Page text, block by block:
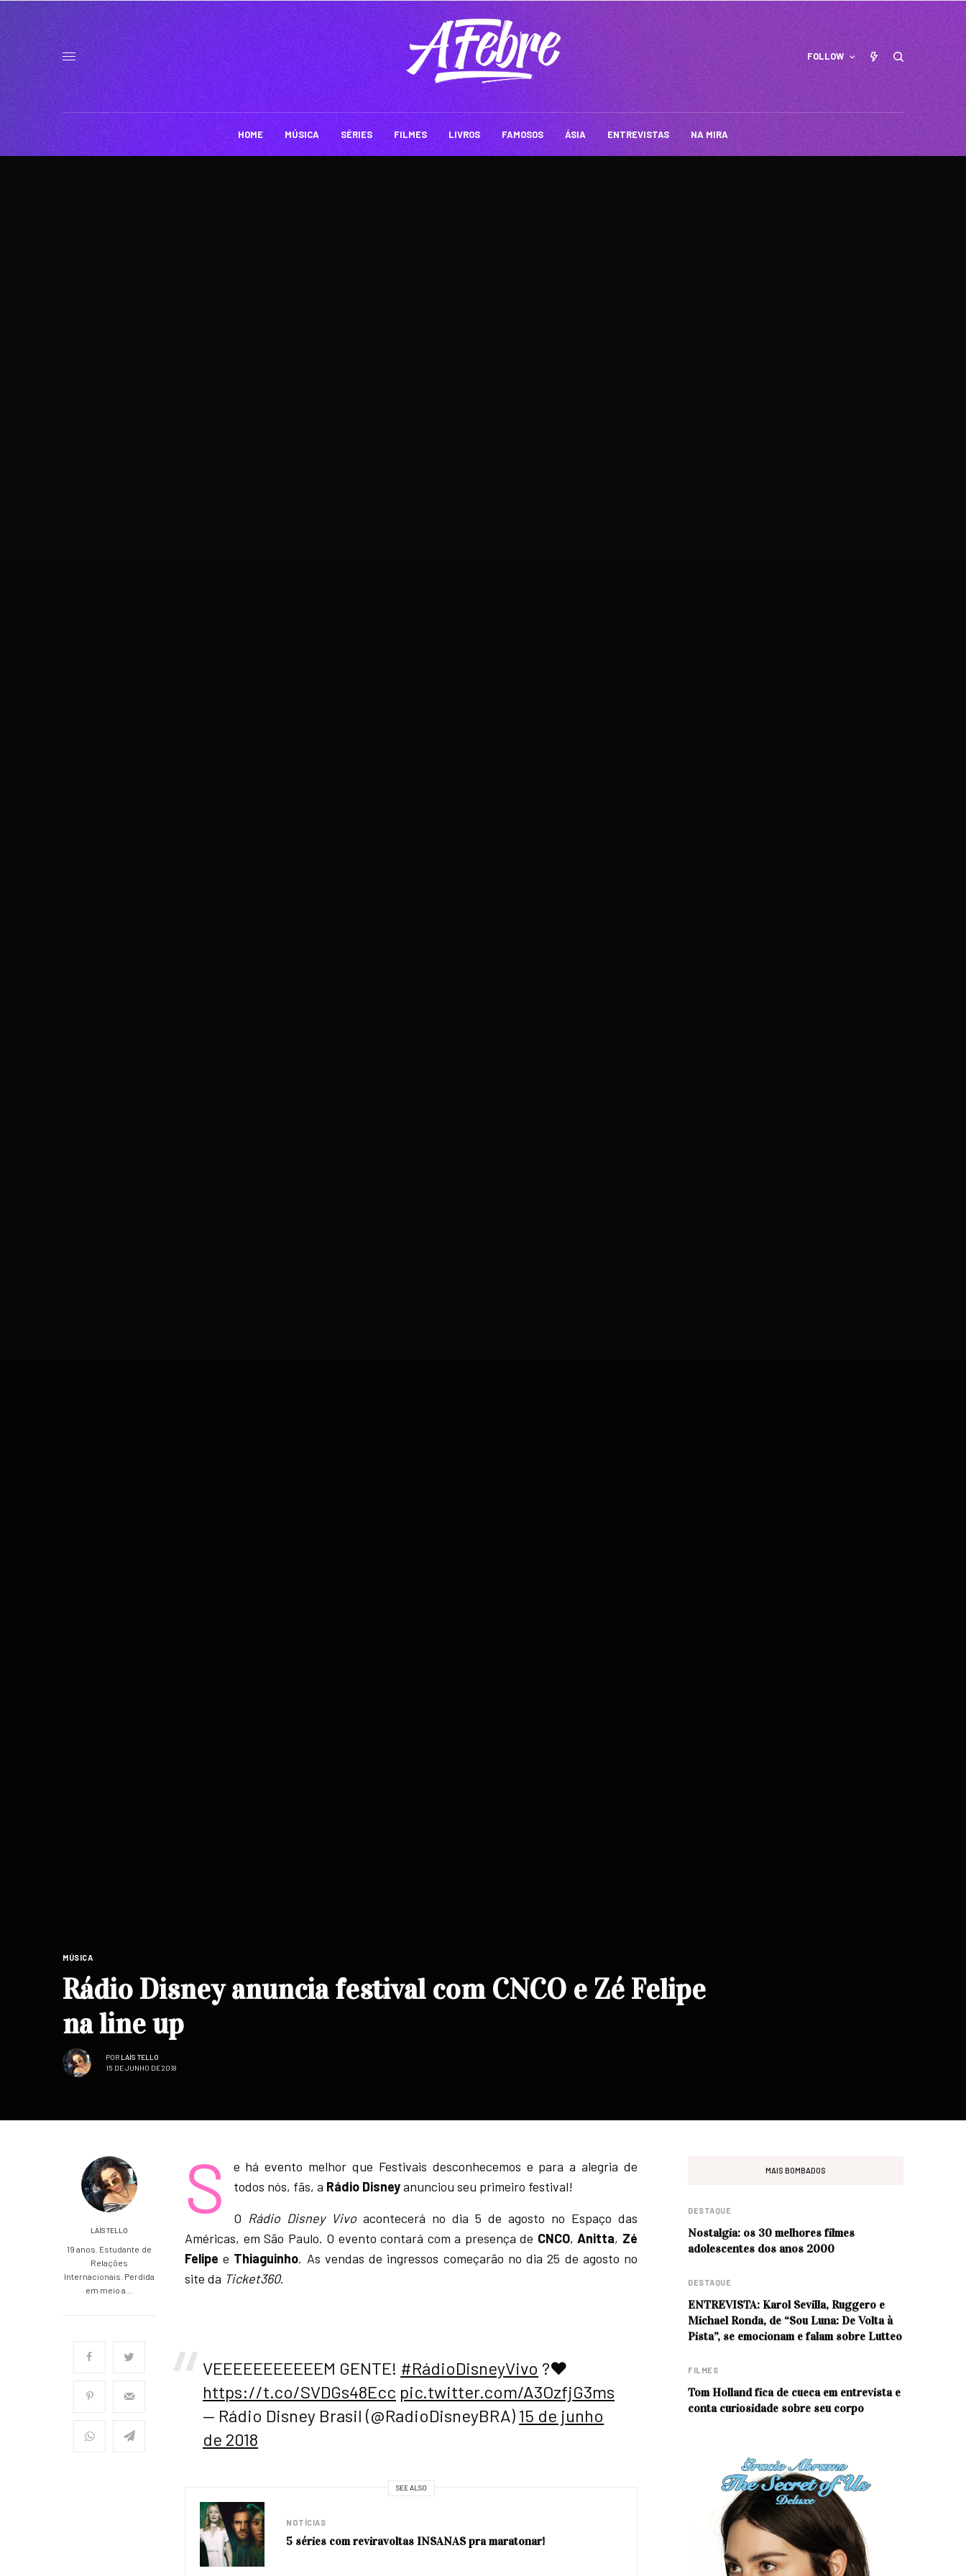
FOLLOW
HOME MÚSICA SÉRIES FILMES LIVROS FAMOSOS ÁSIA ENTREVISTAS NA MIRA
MÚSICA
Rádio Disney anuncia festival com CNCO e Zé Felipe
na line up
POR LAÍS TELLO
15 DE JUNHO DE 2018
LAÍS TELLO
19 anos. Estudante de
Relações
Internacionais. Perdida
em meio a…
S
e há evento melhor que Festivais desconhecemos e para a alegria de
todos nós, fãs, a Rádio Disneyanunciou seu primeiro festival!
O Rádio Disney Vivoacontecerá no dia 5 de agosto no Espaço das
Américas, em São Paulo. O evento contará com a presença de CNCO,Anitta, Zé
Felipe e Thiaguinho. As vendas de ingressos começarão no dia 25 de agosto no
site da Ticket360.
VEEEEEEEEEEEM GENTE! #RádioDisneyVivo ?❤
https://t.co/SVDGs48Ecc pic.twitter.com/A3OzfjG3ms
— Rádio Disney Brasil (@RadioDisneyBRA) 15 de junho
de 2018
SEE ALSO
NOTÍCIAS
5 séries com reviravoltas INSANAS pra maratonar!
MAIS BOMBADOS
DESTAQUE
Nostalgia: os 30 melhores filmes
adolescentes dos anos 2000
DESTAQUE
ENTREVISTA: Karol Sevilla, Ruggero e
Michael Ronda, de “Sou Luna: De Volta à
Pista”, se emocionam e falam sobre Lutteo
FILMES
Tom Holland fica de cueca em entrevista e
conta curiosidade sobre seu corpo